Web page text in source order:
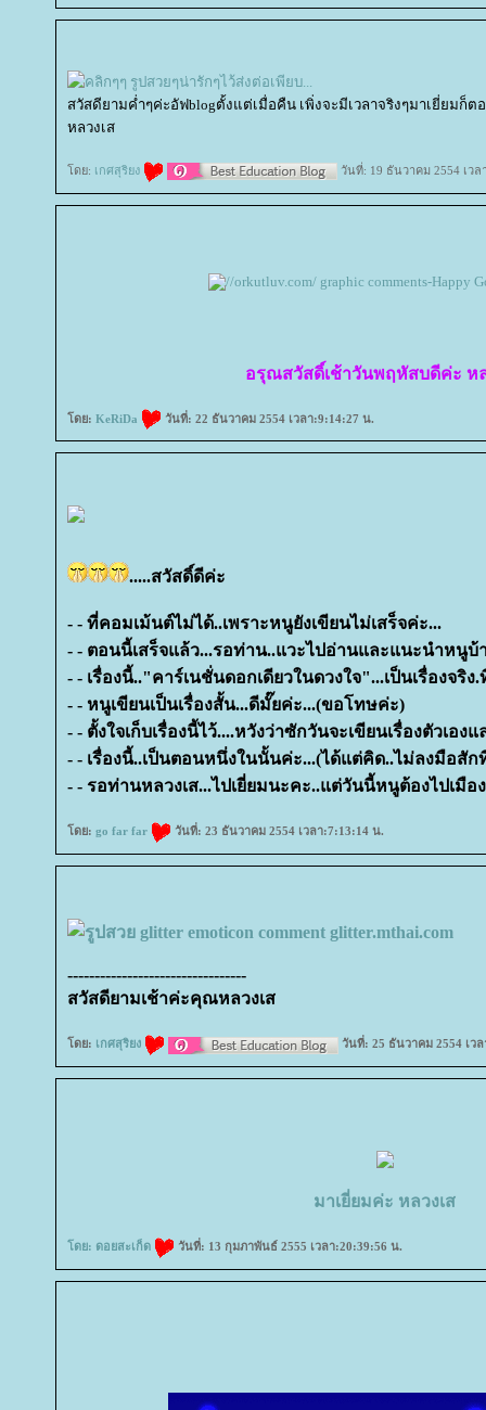
สวัสดียามค่ำๆค่ะอัฟblogตั้งแต่เมื่อคืน เพิ่งจะมีเวลาจริงๆมาเยี่ยมก็
หลวงเส
ดย: เกศสุริยง วันที่: 19 ธันวาคม 2554 เวล
อรุณสวัสดิ์เช้าวันพฤหัสบดีค่ะ หล
ดย: KeRiDa วันที่: 22 ธันวาคม 2554 เวลา:9:14:27 น.
.....สวัสดิ์ดีค่ะ
- - ที่คอมเม้นต์ไม่ได้..เพราะหนูยังเขียนไม่เสร็จค่ะ...
- - ตอนนี้เสร็จแล้ว...รอท่าน..แวะไปอ่านและแนะนำหนูบ้
- - เรื่องนี้.."คาร์เนชั่นดอกเดียวในดวงใจ"...เป็นเรื่องจริ
- - หนูเขียนเป็นเรื่องสั้น...ดีมั๊ยค่ะ...(ขอโทษค่ะ)
- - ตั้งใจเก็บเรื่องนี้ไว้....หวังว่าซักวันจะเขียนเรื่องตัวเองแ
- - เรื่องนี้..เป็นตอนหนึ่งในนั้นค่ะ...(ได้แต่คิด..ไม่ลงมือสัก
- - รอท่านหลวงเส...ไปเยี่ยมนะคะ..แต่วันนี้หนูต้องไปเมื
ดย: go far far วันที่: 23 ธันวาคม 2554 เวลา:7:13:14 น.
---------------------------------
สวัสดียามเช้าค่ะคุณหลวงเส
ดย: เกศสุริยง วันที่: 25 ธันวาคม 2554 เว
มาเยี่ยมค่ะ หลวงเส
ดย: ดอยสะเก็ด วันที่: 13 กุมภาพันธ์ 2555 เวลา:20:39:56 น.